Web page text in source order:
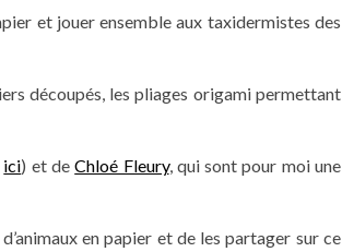
et jouer ensemble aux taxidermistes des
découpés, les pliages origami permettant
ici) et deChloé Fleury, qui sont pour moi une
en papier et de les partager sur ce